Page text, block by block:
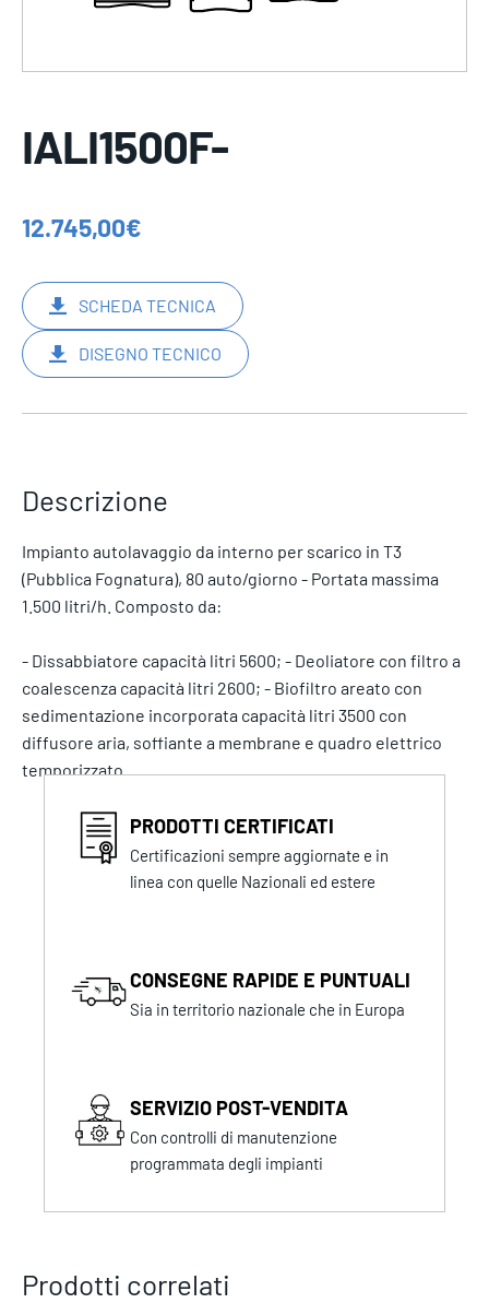
IALI1500F-
12.745,00€
SCHEDA TECNICA
DISEGNO TECNICO
Descrizione
Impianto autolavaggio da interno per scarico in T3
(Pubblica Fognatura), 80 auto/giorno - Portata massima
1.500 litri/h. Composto da:
- Dissabbiatore capacità litri 5600; - Deoliatore con filtro a
coalescenza capacità litri 2600; - Biofiltro areato con
sedimentazione incorporata capacità litri 3500 con
diffusore aria, soffiante a membrane e quadro elettrico
temporizzato.
PRODOTTI CERTIFICATI
Certificazioni sempre aggiornate e in
linea con quelle Nazionali ed estere
CONSEGNE RAPIDE E PUNTUALI
Sia in territorio nazionale che in Europa
SERVIZIO POST-VENDITA
Con controlli di manutenzione
programmata degli impianti
Prodotti correlati